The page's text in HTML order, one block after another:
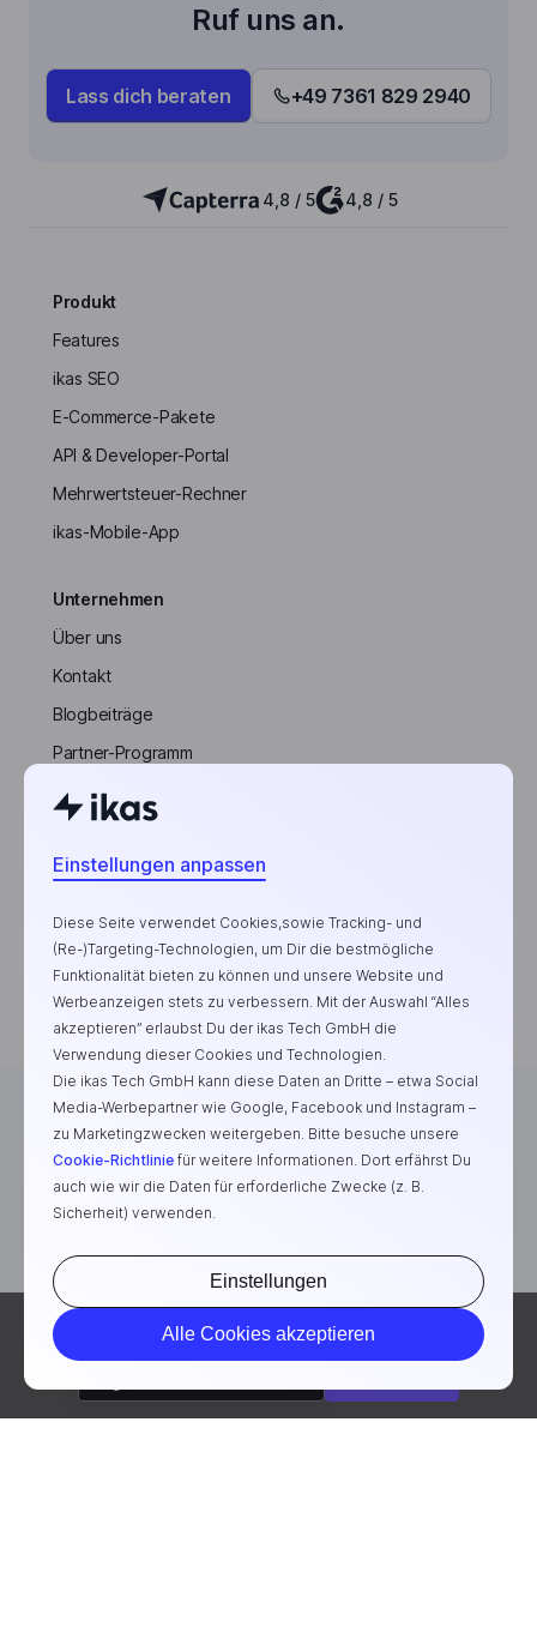
Einstellungen anpassen
Diese Seite verwendet Cookies,sowie Tracking- und
(Re-)Targeting-Technologien, um Dir die bestmögliche
Funktionalität bieten zu können und unsere Website und
Werbeanzeigen stets zu verbessern. Mit der Auswahl “Alles
akzeptieren” erlaubst Du der ikas Tech GmbH die
Verwendung dieser Cookies und Technologien.
Die ikas Tech GmbH kann diese Daten an Dritte – etwa Social
Media-Werbepartner wie Google, Facebook und Instagram –
zu Marketingzwecken weitergeben. Bitte besuche unsere
Cookie-Richtlinie für weitere Informationen. Dort erfährst Du
auch wie wir die Daten für erforderliche Zwecke (z. B.
Sicherheit) verwenden.
Einstellungen
Alle Cookies akzeptieren
angepasste Inhalte anzusehen.
Ruf uns an.
Lass dich beraten +49 7361 829 2940
4,8 / 5 4,8 / 5
Produkt
Features
ikas SEO
E-Commerce-Pakete
API & Developer-Portal
Mehrwertsteuer-Rechner
ikas-Mobile-App
Unternehmen
Über uns
Kontakt
Blogbeiträge
Partner-Programm
Beliebteste Blogbeiträge
Wie starte ich mit E-
Commerce?
Top-Trend-Produkte zum
Verkaufen
Zu Hause Geld verdienen
Die E-Commerce-Plattform für erfolgreiche Marken